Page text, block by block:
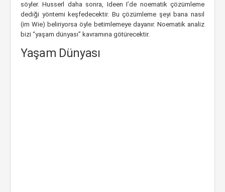
söyler. Husserl daha sonra, Ideen I’de noematik çözümleme
dediği yöntemi keşfedecektir. Bu çözümleme şeyi bana nasıl
(im Wie) beliriyorsa öyle betimlemeye dayanır. Noematik analiz
bizi “yaşam dünyası” kavramına götürecektir.
Yaşam Dünyası